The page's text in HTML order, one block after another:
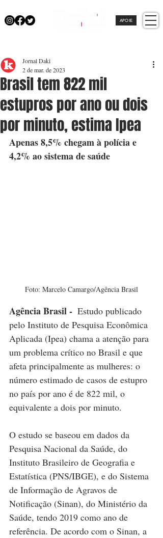
APOIE
Brasil tem 822 mil
estupros por ano ou dois
por minuto, estima Ipea
Jornal Daki
2 de mar. de 2023
Apenas 8,5% chegam à polícia e
4,2% ao sistema de saúde
Foto: Marcelo Camargo/Agência Brasil
Agência Brasil - Estudo publicado
pelo Instituto de Pesquisa Econômica
Aplicada (Ipea) chama a atenção para
um problema crítico no Brasil e que
afeta principalmente as mulheres: o
número estimado de casos de estupro
no país por ano é de 822 mil, o
equivalente a dois por minuto.
O estudo se baseou em dados da
Pesquisa Nacional da Saúde, do
Instituto Brasileiro de Geografia e
Estatística (PNS/IBGE), e do Sistema
de Informação de Agravos de
Notificação (Sinan), do Ministério da
Saúde, tendo 2019 como ano de
referência. De acordo com o Sinan, a